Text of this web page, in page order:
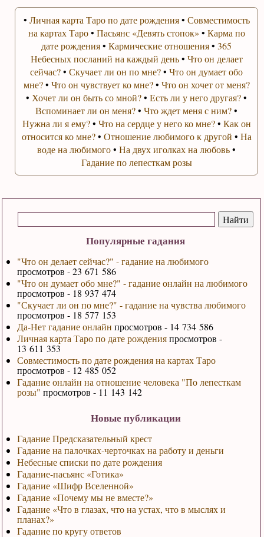
Популярные гадания
"Что он делает сейчас?" - гадание на любимого
просмотров - 23 671 586
"Что он думает обо мне?" - гадание онлайн на любимого
просмотров - 18 937 474
"Скучает ли он по мне?" - гадание на чувства любимого
просмотров - 18 577 153
Да-Нет гадание онлайн просмотров - 14 734 586
Личная карта Таро по дате рожденияпросмотров -
13 611 353
Совместимость по дате рождения на картах Таро
просмотров - 12 485 052
Гадание онлайн на отношение человека "По лепесткам
розы" просмотров - 11 143 142
Новые публикации
Гадание Предсказательный крест
Гадание на палочках-черточках на работу и деньги
Небесные списки по дате рождения
Гадание-пасьянс «Готика»
Гадание «Шифр Вселенной»
Гадание «Почему мы не вместе?»
Гадание «Что в глазах, что на устах, что в мыслях и
планах?»
Гадание по кругу ответов
• Личная карта Таро по дате рождения• Совместимость
на картах Таро• Пасьянс «Девять стопок» • Карма по
дате рождения•Кармические отношения•365
Небесных посланий на каждый день• Что он делает
сейчас?•Скучает ли он по мне?•Что он думает обо
мне?• Что он чувствует ко мне?• Что он хочет от меня?
• Хочет ли он быть со мной?•Есть ли у него другая?•
Вспоминает ли он меня?•Что ждет меня с ним?•
Нужна ли я ему?• Что на сердце у него ко мне?• Как он
относится ко мне?• Отношение любимого к другой • На
воде на любимого•На двух иголках на любовь•
Гадание по лепесткам розы